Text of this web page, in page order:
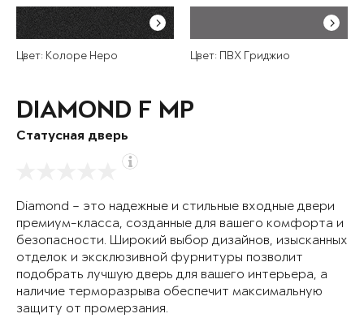
Цвет: Колоре Неро Цвет: ПВХ Гриджио
DIAMOND F MP
Статусная дверь
Diamond – это надежные и стильные входные двери
премиум-класса, созданные для вашего комфорта и
безопасности. Широкий выбор дизайнов, изысканных
отделок и эксклюзивной фурнитуры позволит
подобрать лучшую дверь для вашего интерьера, а
наличие терморазрыва обеспечит максимальную
защиту от промерзания.